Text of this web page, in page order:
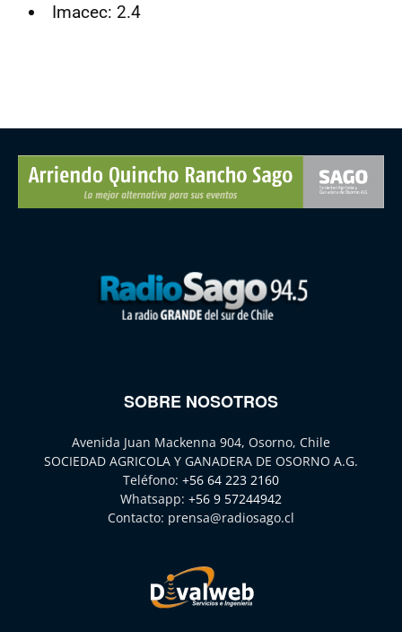
Imacec: 2.4
SOBRE NOSOTROS
Avenida Juan Mackenna 904, Osorno, Chile
SOCIEDAD AGRICOLA Y GANADERA DE OSORNO A.G.
Teléfono: +56 64 223 2160
Whatsapp: +56 9 57244942
Contacto: prensa@radiosago.cl